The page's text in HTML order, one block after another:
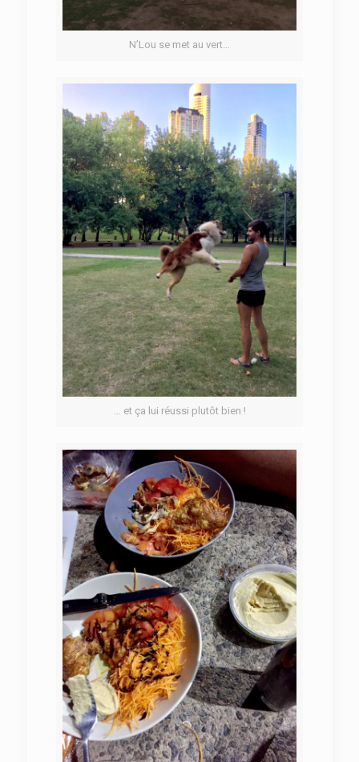
N’Lou se met au vert…
… et ça lui réussi plutôt bien !